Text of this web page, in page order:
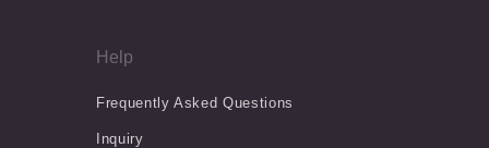
Help
Frequently Asked Questions
Inquiry